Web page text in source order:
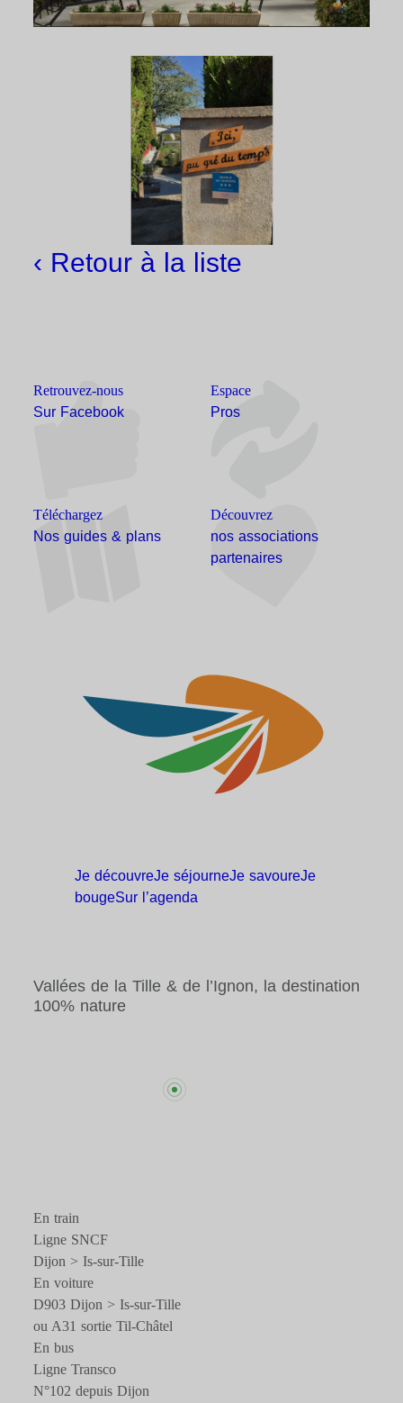
‹ Retour à la liste
Retrouvez-nous
Sur Facebook
Espace
Pros
Téléchargez
Nos guides & plans
Découvrez
nos associations
partenaires
Je découvreJe séjourneJe savoureJe
bougeSur l’agenda
Vallées de la Tille & de l’Ignon, la destination
100% nature
En train
Ligne SNCF
Dijon > Is-sur-Tille
En voiture
D903 Dijon > Is-sur-Tille
ou A31 sortie Til-Châtel
En bus
Ligne Transco
N°102 depuis Dijon